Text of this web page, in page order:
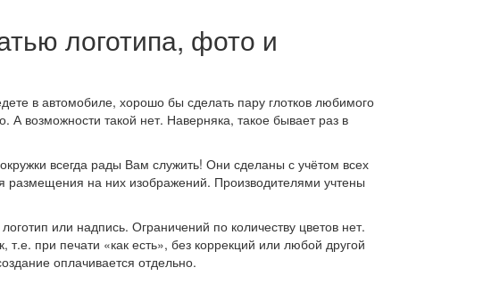
логотипа, фото и
в автомобиле, хорошо бы сделать пару глотков любимого
А возможности такой нет. Наверняка, такое бывает раз в
всегда рады Вам служить! Они сделаны с учётом всех
размещения на них изображений. Производителями учтены
или надпись. Ограничений по количеству цветов нет.
при печати «как есть», без коррекций или любой другой
оплачивается отдельно.